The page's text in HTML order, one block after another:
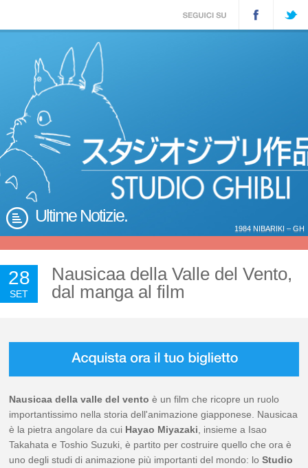
Ultime Notizie.
1984 NIBARIKI – GH
28
SET
Nausicaa della Valle del Vento,
dal manga al film
Nausicaa della valle del vento è un film che ricopre un ruolo
importantissimo nella storia dell'animazione giapponese. Nausicaa
è la pietra angolare da cui Hayao Miyazaki, insieme a Isao
Takahata e Toshio Suzuki, è partito per costruire quello che ora è
uno degli studi di animazione più importanti del mondo: loStudio